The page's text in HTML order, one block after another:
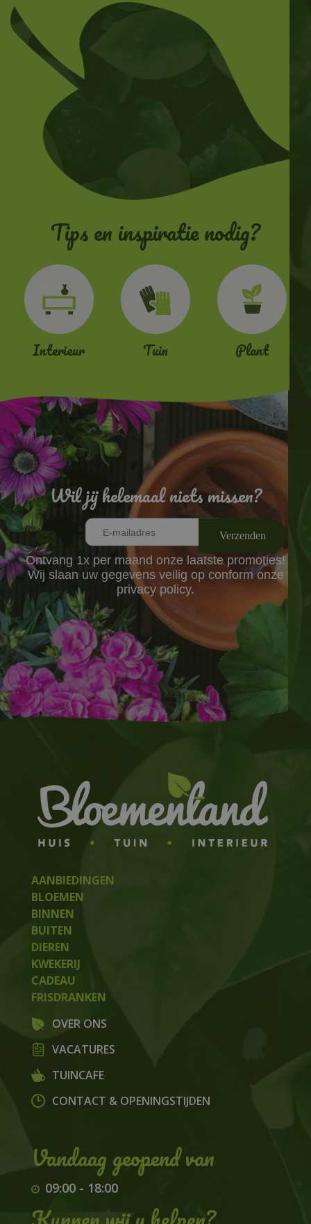
Tips en inspiratie nodig?
Interieur Tuin Plant
Wil jij helemaal niets missen?
Ontvang 1x per maand onze laatste promoties!
Wij slaan uw gegevens veilig op conform onze
privacy policy.
AANBIEDINGEN
BLOEMEN
BINNEN
BUITEN
DIEREN
KWEKERIJ
CADEAU
FRISDRANKEN
OVER ONS
VACATURES
TUINCAFE
CONTACT & OPENINGSTIJDEN
09:00- 18:00